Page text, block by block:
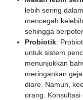
lebih sering
mencegah
sehingga
Probiotik:
untuk sistem
menunjukkan
meringankan
diare. Namun,
orang.